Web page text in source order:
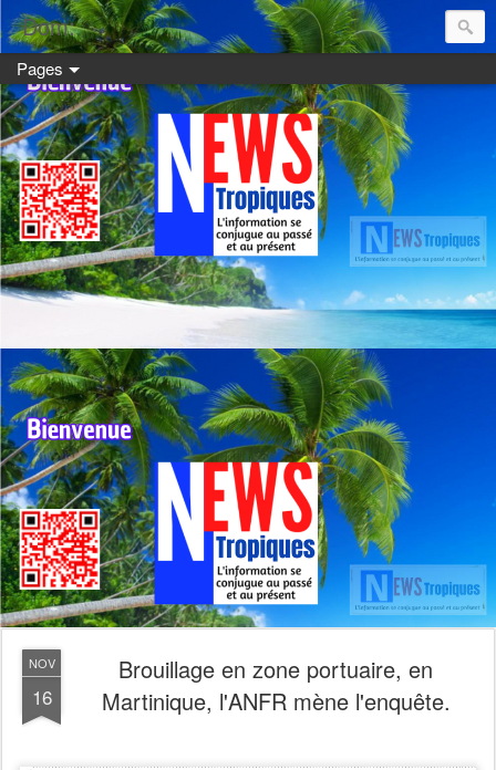
Dom:
Pages
NOV
16
Brouillage en zone portuaire, en
Martinique, l'ANFR mène l'enquête.